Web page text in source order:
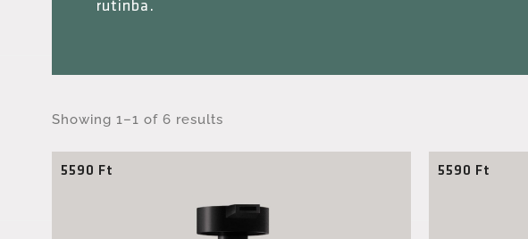
rutinba.
Showing 1–1 of 6 results
5590 Ft 5590 Ft